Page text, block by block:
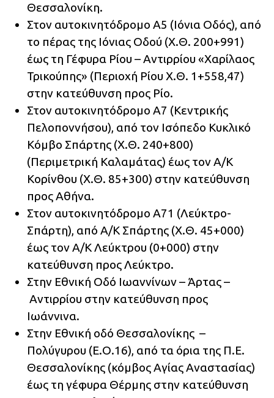
Θεσσαλονίκη.
Στον αυτοκινητόδρομο Α5 (Ιόνια Οδός), από
το πέρας της Ιόνιας Οδού (Χ.Θ. 200+991)
έως τη Γέφυρα Ρίου – Αντιρρίου «Χαρίλαος
Τρικούπης» (Περιοχή Ρίου Χ.Θ. 1+558,47)
στην κατεύθυνση προς Ρίο.
Στον αυτοκινητόδρομο Α7 (Κεντρικής
Πελοποννήσου), από τον Ισόπεδο Κυκλικό
Κόμβο Σπάρτης (Χ.Θ. 240+800)
(Περιμετρική Καλαμάτας) έως τον Α/Κ
Κορίνθου (Χ.Θ. 85+300) στην κατεύθυνση
προς Αθήνα.
Στον αυτοκινητόδρομο Α71 (Λεύκτρο-
Σπάρτη), από Α/Κ Σπάρτης (Χ.Θ. 45+000)
έως τον Α/Κ Λεύκτρου (0+000) στην
κατεύθυνση προς Λεύκτρο.
Στην Εθνική Οδό Ιωαννίνων – Άρτας –
Αντιρρίου στην κατεύθυνση προς
Ιωάννινα.
Στην Εθνική οδό Θεσσαλονίκης –
Πολύγυρου (Ε.Ο.16), από τα όρια της Π.Ε.
Θεσσαλονίκης (κόμβος Αγίας Αναστασίας)
έως τη γέφυρα Θέρμης στην κατεύθυνση